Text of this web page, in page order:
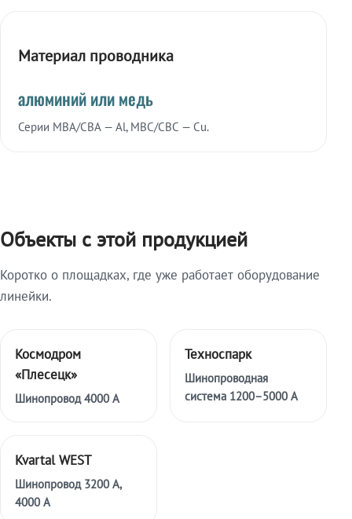
Материал проводника
алюминий или медь
Серии МВА/СВА — Al, МВС/СВС — Cu.
Объекты с этой продукцией
Коротко о площадках, где уже работает оборудование
линейки.
Космодром
«Плесецк»
Шинопровод 4000 А
Техноспарк
Шинопроводная
система 1200–5000 А
Kvartal WEST
Шинопровод 3200 А,
4000 А